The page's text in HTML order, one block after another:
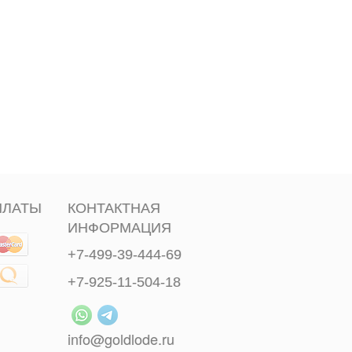
КОНТАКТНАЯ
ИНФОРМАЦИЯ
+7-499-39-444-69
+7-925-11-504-18
info@goldlode.ru